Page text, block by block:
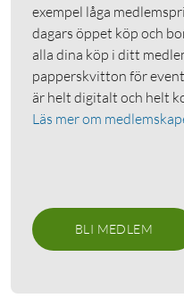
exempel låga
dagars öppet köp och
alla dina köp i ditt
papperskvitton för
är helt digitalt och helt
Läs mer om
BLI MEDLEM